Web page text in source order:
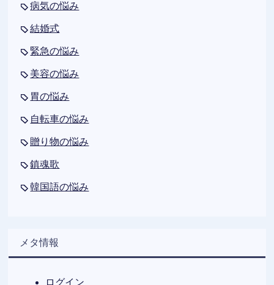
病気の悩み
結婚式
緊急の悩み
美容の悩み
胃の悩み
自転車の悩み
贈り物の悩み
鎮魂歌
韓国語の悩み
メタ情報
ログイン